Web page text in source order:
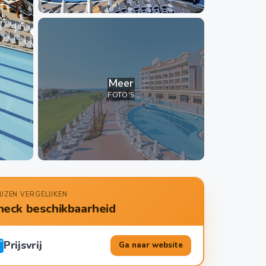
Meer
FOTO'S
VERGELIJKEN
beschikbaarheid
Prijsvrij Ga naar website